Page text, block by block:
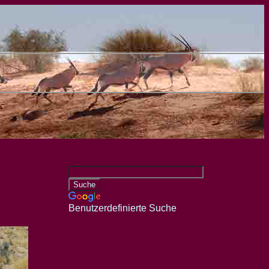
Benutzerdefinierte Suche